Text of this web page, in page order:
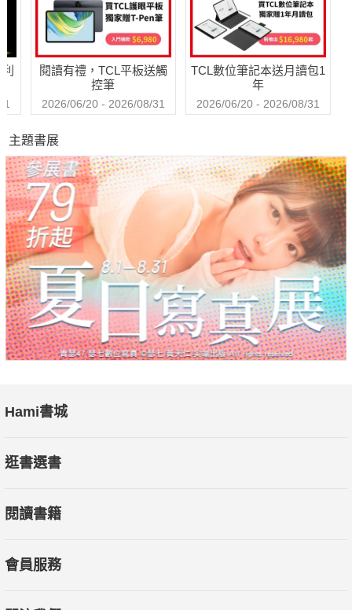
運動」。
【跟著梁醫師這樣吃半醣飲食的重點筆記】
質和蔬菜的量加
倍。且務必在12小時內吃完三餐、12小時完全禁食。
￭早餐一定有三杯，一杯300至500cc的溫開水、一杯無糖豆漿，
一杯手沖黑咖啡。
￭不論是吐司、饅頭或是酸種麵包，都是先吃完蛋及無糖豆漿等
蛋白質後再吃。
￭一天只吃一份水果，一份會包含數種水果，而且是在早餐吃。
￭午餐便當的肉類多半乾煎、清蒸、水煮、烘烤。青菜則有2至3
種且油水炒。
碳水化合物以米飯為主，以準備方便，沒有特別一定得吃糙米飯
或五穀飯。
￭晚餐以肉類、海鮮等蛋白質及蔬菜為主，飯吃不多，若肉類蔬
幫助修復粒線體，提
￭有減重需求者，每次超慢跑要跑1小時以上或拆成幾次在一天內
分鐘以上；一週累積時數要達150小時。
閱讀有禮，TCL平板送觸
控筆
2026/06/20 - 2026/08/31
TCL數位筆記本送月讀包1
年
2026/06/20 - 2026/08/31
主題書展
Hami書城
逛書選書
閱讀書籍
會員服務